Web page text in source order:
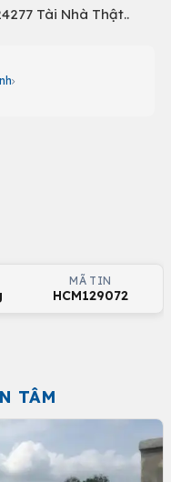
Tài Nhà Thật..
MÃ TIN
HCM129072
TÂM